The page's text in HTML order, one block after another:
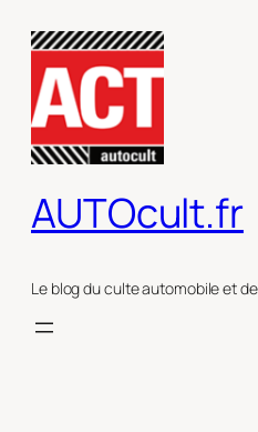
contenu
AUTOcult.fr
Le blog du culte automobile et